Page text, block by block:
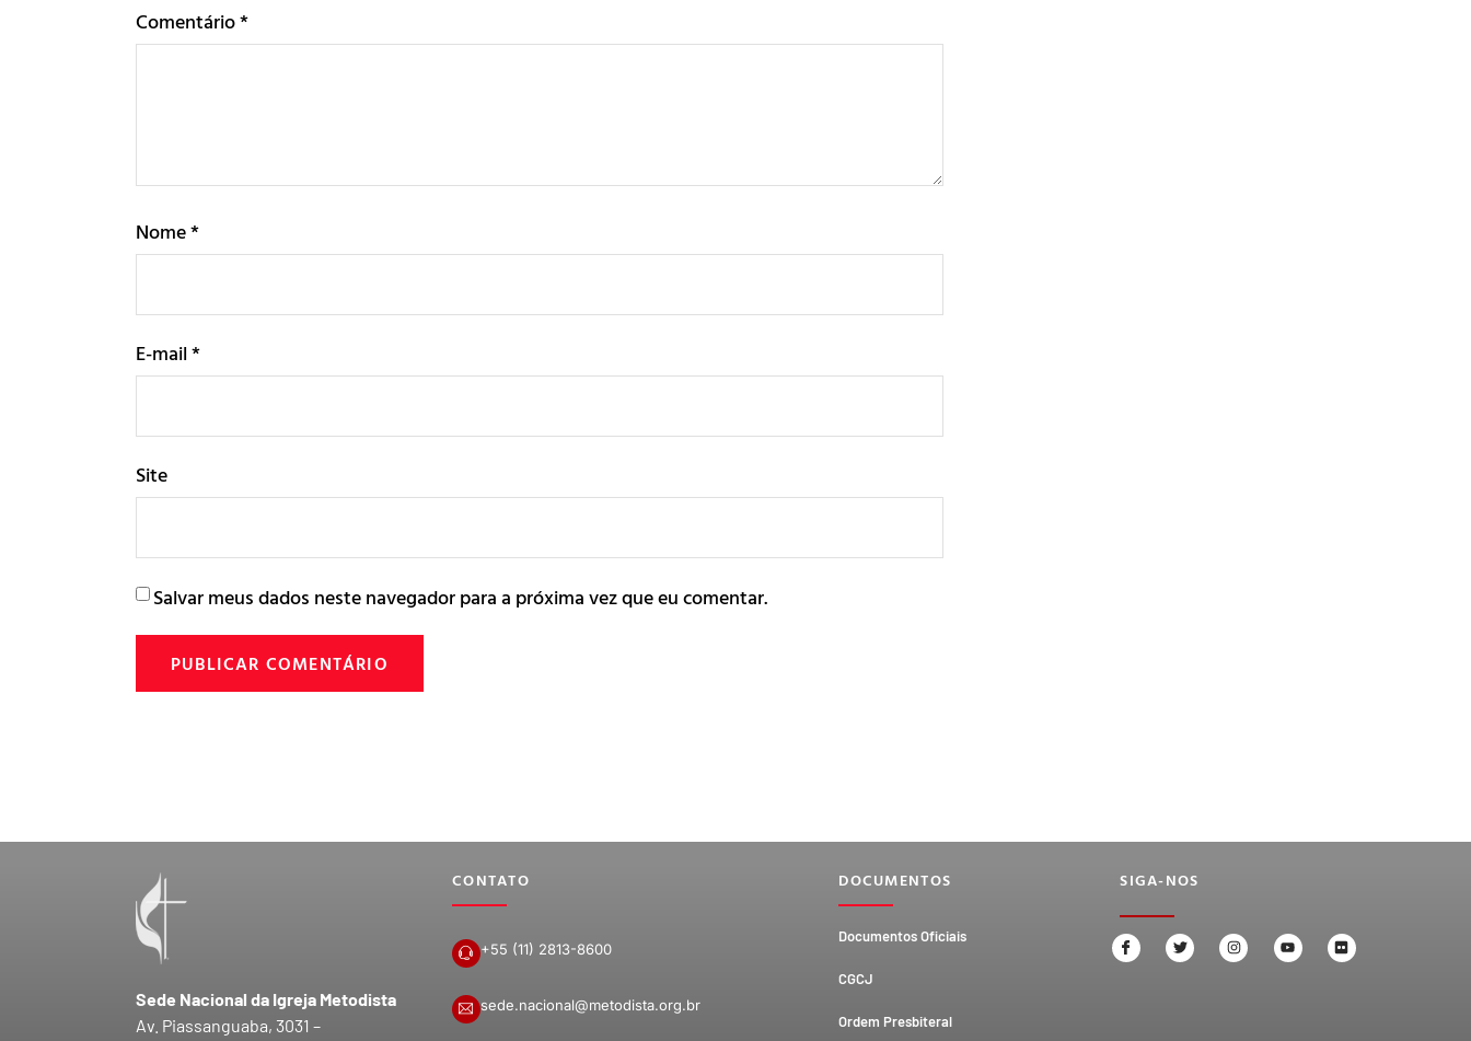
Comentário*
Nome*
E-mail*
Site
Salvar meus dados neste navegador para a próxima vez que eu comentar.
Sede Nacional da Igreja Metodista
Av. Piassanguaba, 3031 –
CONTATO
+55 (11) 2813-8600
sede.nacional@metodista.org.br
DOCUMENTOS
Documentos Oficiais
CGCJ
Ordem Presbiteral
SIGA-NOS